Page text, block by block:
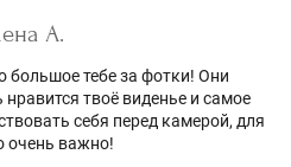
А.
большое тебе за фотки! Они
твоё виденье и самое
себя перед камерой, для
очень важно!